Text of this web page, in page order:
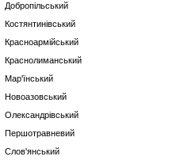
Добропільський
Костянтинівський
Красноармійський
Краснолиманський
Мар'їнський
Новоазовський
Олександрівський
Першотравневий
Слов'янський